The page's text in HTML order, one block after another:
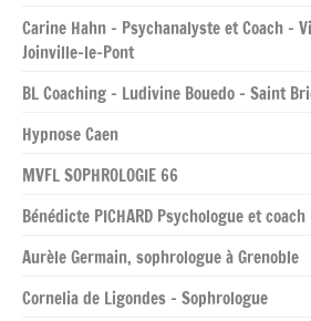
Carine Hahn – Psychanalyste et Coach –
Joinville-le-Pont
BL Coaching – Ludivine Bouedo – Saint
Hypnose Caen
MVFL SOPHROLOGIE 66
Bénédicte PICHARD Psychologue et coach
Aurèle Germain, sophrologue à Grenoble
Cornelia de Ligondes – Sophrologue